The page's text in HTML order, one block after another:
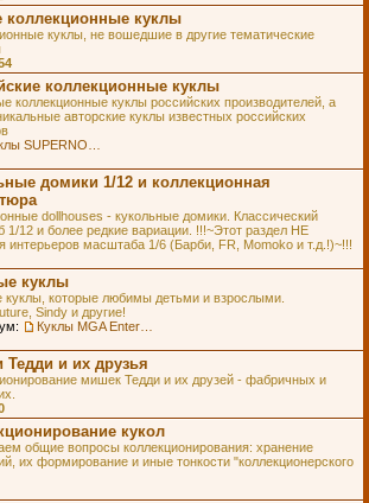
коллекционные куклы
куклы, не вошедшие в другие тематические
коллекционные куклы
коллекционные куклы российских производителей, а
авторские куклы известных российских
домики 1/12 и коллекционная
dollhouses - кукольные домики. Классический
1/12 и более редкие вариации. !!!~Этот раздел НЕ
интерьеров масштаба 1/6 (Барби, FR, Momoko и т.д.!)~!!!
куклы
куклы, которые любимы детьми и взрослыми.
Sindy и другие!
и их друзья
мишек Тедди и их друзей - фабричных и
кукол
общие вопросы коллекционирования: хранение
их формирование и иные тонкости "коллекционерского